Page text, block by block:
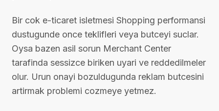
Bir cok e-ticaret isletmesi Shopping performansi
dustugunde once teklifleri veya butceyi suclar.
Oysa bazen asil sorun Merchant Center
tarafinda sessizce biriken uyari ve reddedilmeler
olur. Urun onayi bozuldugunda reklam butcesini
artirmak problemi cozmeye yetmez.